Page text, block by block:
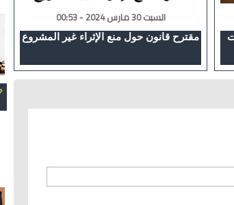
السبت 30 مارس 2024 - 00:53
مقترح قانون حول منع الإثراء غير المشروع